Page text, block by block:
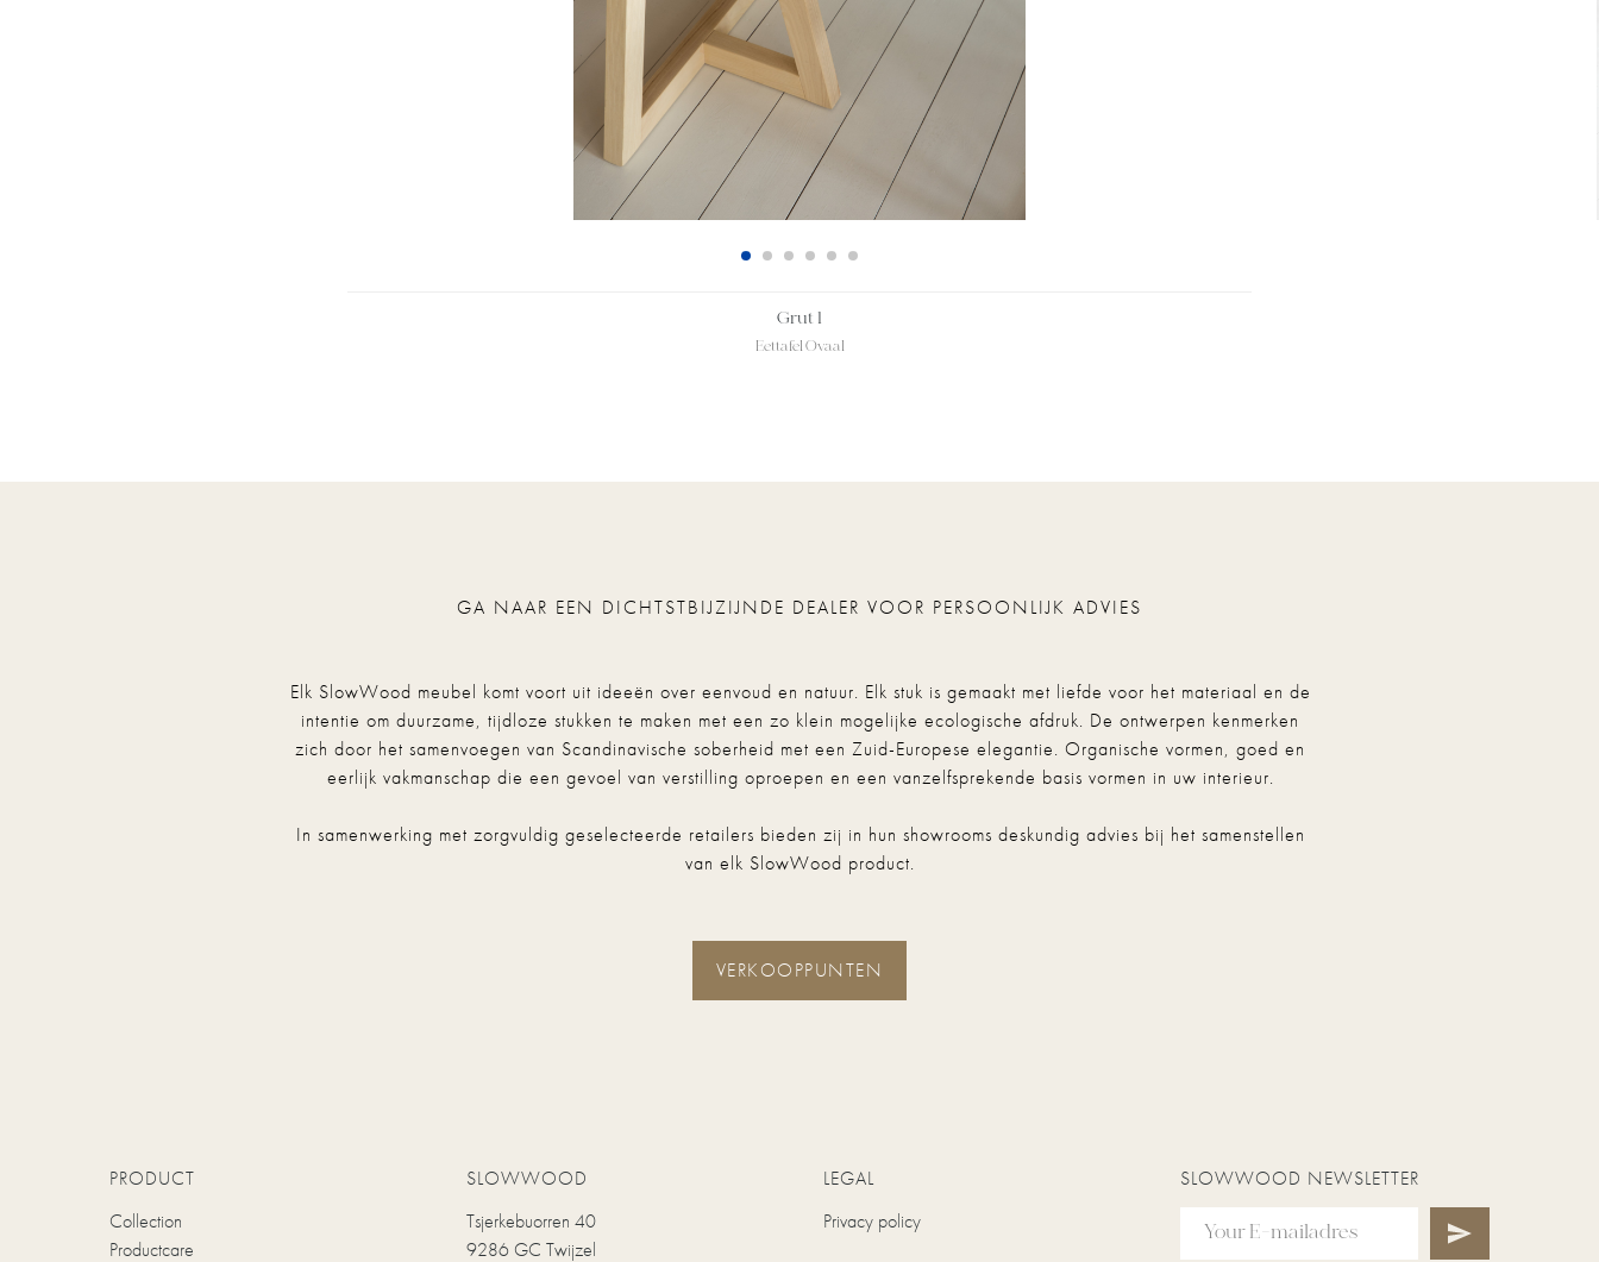
Grut 1
Eettafel Ovaal
Elk SlowWood meubel komt voort uit ideeën over eenvoud en natuur. Elk stuk is gemaakt met liefde voor het materiaal en de
intentie om duurzame, tijdloze stukken te maken met een zo klein mogelijke ecologische afdruk. De ontwerpen kenmerken
zich door het samenvoegen van Scandinavische soberheid met een Zuid-Europese elegantie. Organische vormen, goed en
eerlijk vakmanschap die een gevoel van verstilling oproepen en een vanzelfsprekende basis vormen in uw interieur.
In samenwerking met zorgvuldig geselecteerde retailers bieden zij in hun showrooms deskundig advies bij het samenstellen
van elk SlowWood product.
GA NAAR EEN DICHTSTBIJZIJNDE DEALER VOOR PERSOONLIJK ADVIES
VERKOOPPUNTEN
PRODUCT
Collection
Productcare
SLOWWOOD
Tsjerkebuorren 40
9286 GC Twijzel
LEGAL
Privacy policy
SLOWWOOD NEWSLETTER